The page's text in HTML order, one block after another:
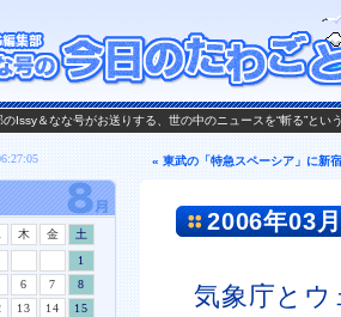
Issy＆なな号がお送りする、世の中のニュースを“斬る”と
« 東武の「特急スペーシア」に新
2006年03
気象庁とウ
木 金
土
1
6 7
8
13 14
15